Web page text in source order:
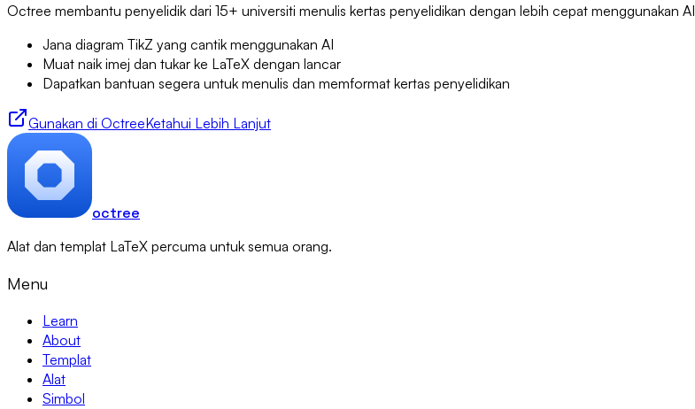
Octree membantu penyelidik dari 15+ universiti menulis kertas penyelidikan dengan lebih cepat menggunakan AI
Jana diagram TikZ yang cantik menggunakan AI
Muat naik imej dan tukar ke LaTeX dengan lancar
Dapatkan bantuan segera untuk menulis dan memformat kertas penyelidikan
Gunakan di OctreeKetahui Lebih Lanjut
octree
Alat dan templat LaTeX percuma untuk semua orang.
Menu
Learn
About
Templat
Alat
Simbol